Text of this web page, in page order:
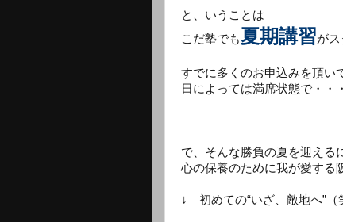
と、いうことは
こだ塾でも夏期講習がス
すでに多くのお申込みを頂い
日によっては満席状態で・・
で、そんな勝負の夏を迎える
心の保養のために我が愛する
↓ 初めての“いざ、敵地へ”（